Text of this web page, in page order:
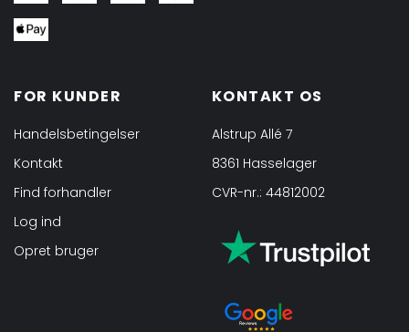
FOR KUNDER
Handelsbetingelser
Kontakt
Find forhandler
Log ind
Opret bruger
KONTAKT OS
Alstrup Allé 7
8361 Hasselager
CVR-nr.: 44812002